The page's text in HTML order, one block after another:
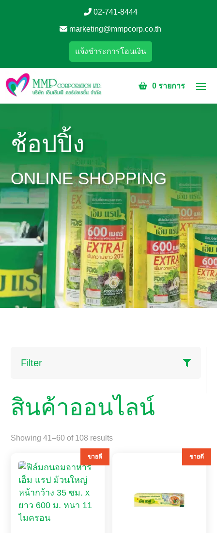
02-741-8444
marketing@mmpcorp.co.th
แจ้งชำระการโอนเงิน
0 รายการ
ช้อปปิ้ง
ONLINE SHOPPING
Filter
สินค้าออนไลน์
Showing 41–60 of 108 resultsSorted
ขายดี ขายดี